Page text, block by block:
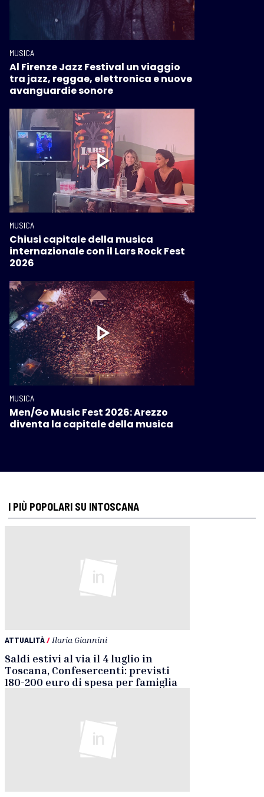
MUSICA
Al Firenze Jazz Festival un viaggio
tra jazz, reggae, elettronica e nuove
avanguardie sonore
MUSICA
Chiusi capitale della musica
internazionale con il Lars Rock Fest
2026
MUSICA
Men/Go Music Fest 2026: Arezzo
diventa la capitale della musica
I PIÙ POPOLARI SU INTOSCANA
ATTUALITÀ/ Ilaria Giannini
Saldi estivi al via il 4 luglio in
Toscana, Confesercenti: previsti
180-200 euro di spesa per famiglia